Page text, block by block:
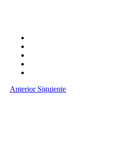
Anterior Siguiente